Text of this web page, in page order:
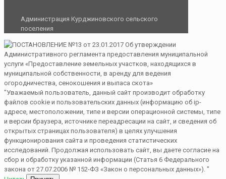
Администрация Курджиновского сельского
поселения
"Уважаемый пользователь, данный сайт производит обработку
файлов cookie и пользовательских данных (информацию об ip-
адресе, местоположении, типе и версии операционной системы, типе
и версии браузера, источнике переадресации на сайт, и сведения об
открытых страницах пользователя) в целях улучшения
функционирования сайта и проведения статистических
исследований. Продолжая использовать сайт, вы даете согласие на
сбор и обработку указанной информации (Статья 6 Федерального
закона от 27.07.2006 № 152-ФЗ «Закон о персональных данных»). "